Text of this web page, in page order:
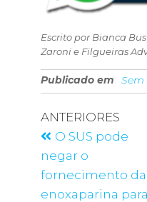
Escrito por Bianca
Zaroni e Filgueiras
Publicado em
ANTERIORES
O SUS pode
negar o
fornecimento da
enoxaparina para